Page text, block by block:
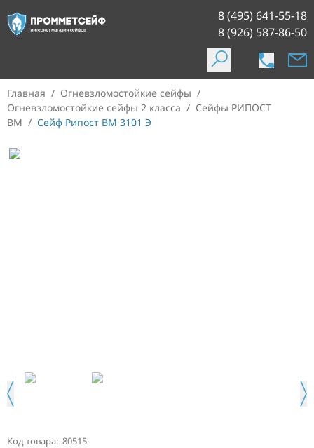
8 (495) 641-55-18
8 (926) 587-86-50
Главная / Огневзломостойкие сейфы /
Огневзломостойкие сейфы 2 класса / Сейфы РИПОСТ
ВМ / Сейф Рипост ВМ 3101 Э
Код товара: 80515